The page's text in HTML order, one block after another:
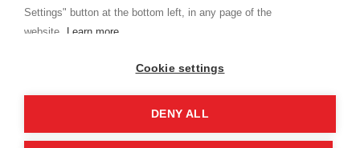
Settings" button at the bottom left, in any page of the
website.
Learn more
Cookie settings
DENY ALL
I am doing used car sales, in order to show my financial strength. Make
customers trust. Therefore, they often wear brand-name clothes and
Copyright © 2026 - Shoppingtale srl - Cap. Soc. € 10,000 i.v. - P.I. e C.F. 09072510960 - N. REA
Viale Bianca Maria 41 - 20122 Milano (MI)